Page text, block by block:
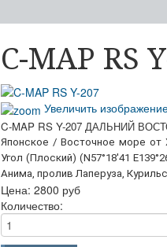
C-MAP RS
Увеличить
C-MAP RS Y-207 ДАЛЬНИЙ
Японское / Восточное море от
Угол (Плоский) (N57°18'41
Анима, пролив Лаперуза,
Цена: 2800 руб
Количество: